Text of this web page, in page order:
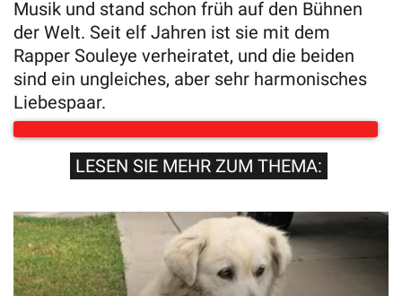
Musik und stand schon früh auf den Bühnen
der Welt. Seit elf Jahren ist sie mit dem
Rapper Souleye verheiratet, und die beiden
sind ein ungleiches, aber sehr harmonisches
Liebespaar.
LESEN SIE MEHR ZUM THEMA: